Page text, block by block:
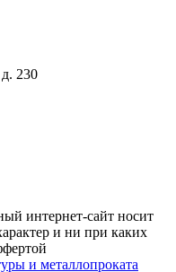
230
интернет-сайт носит
и ни при каких
и металлопроката